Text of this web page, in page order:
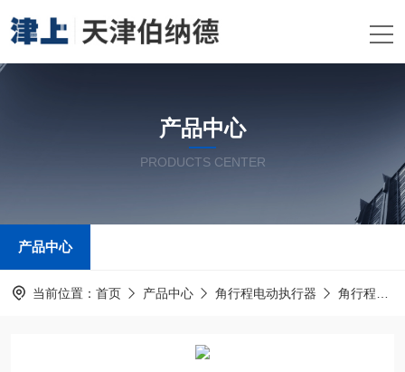
产品中心
PRODUCTS CENTER
产品中心
当前位置： 首页 产品中心 角行程电动执行器 角行程